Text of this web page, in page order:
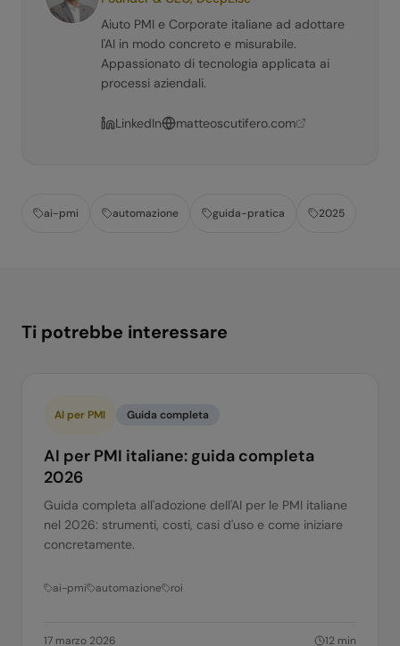
Aiuto PMI e Corporate italiane ad adottare
l'AI in modo concreto e misurabile.
Appassionato di tecnologia applicata ai
processi aziendali.
LinkedIn matteoscutifero.com
ai-pmi automazione guida-pratica 2025
Ti potrebbe interessare
AI per PMI Guida completa
AI per PMI italiane: guida completa
2026
Guida completa all'adozione dell'AI per le PMI italiane
nel 2026: strumenti, costi, casi d'uso e come iniziare
concretamente.
ai-pmi automazione roi
17 marzo 2026 12 min